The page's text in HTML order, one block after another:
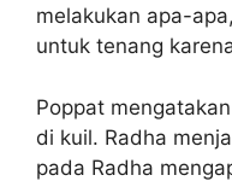
melakukan apa-
untuk tenang
Poppat
di kuil. Radha
pada Radha